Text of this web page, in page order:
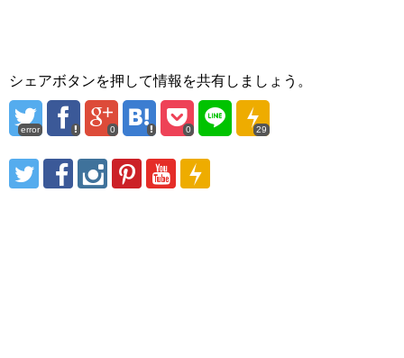
シェアボタンを押して情報を共有しましょう。
error 0 0 29